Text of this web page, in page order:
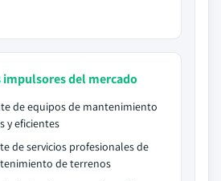
impulsores del mercado
de equipos de mantenimiento
y eficientes
de servicios profesionales de
de terrenos